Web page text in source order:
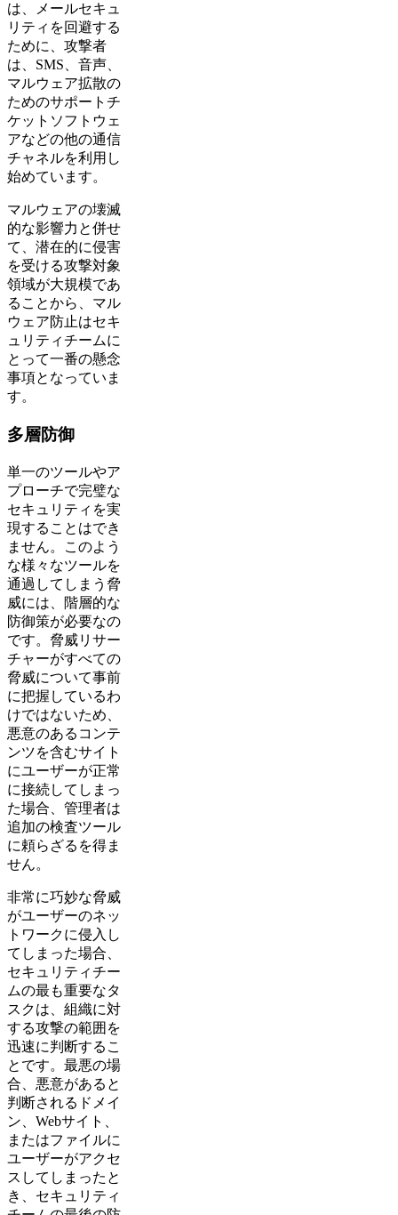
は、メールセキュ
リティを回避する
ために、攻撃者
は、SMS、音声、
マルウェア拡散の
ためのサポートチ
ケットソフトウェ
アなどの他の通信
チャネルを利用し
始めています。
マルウェアの壊滅
的な影響力と併せ
て、潜在的に侵害
を受ける攻撃対象
領域が大規模であ
ることから、マル
ウェア防止はセキ
ュリティチームに
とって一番の懸念
事項となっていま
す。
多層防御
単一のツールやア
プローチで完璧な
セキュリティを実
現することはでき
ません。このよう
な様々なツールを
通過してしまう脅
威には、階層的な
防御策が必要なの
です。脅威リサー
チャーがすべての
脅威について事前
に把握しているわ
けではないため、
悪意のあるコンテ
ンツを含むサイト
にユーザーが正常
に接続してしまっ
た場合、管理者は
追加の検査ツール
に頼らざるを得ま
せん。
非常に巧妙な脅威
がユーザーのネッ
トワークに侵入し
てしまった場合、
セキュリティチー
ムの最も重要なタ
スクは、組織に対
する攻撃の範囲を
迅速に判断するこ
とです。最悪の場
合、悪意があると
判断されるドメイ
ン、Webサイト、
またはファイルに
ユーザーがアクセ
スしてしまったと
き、セキュリティ